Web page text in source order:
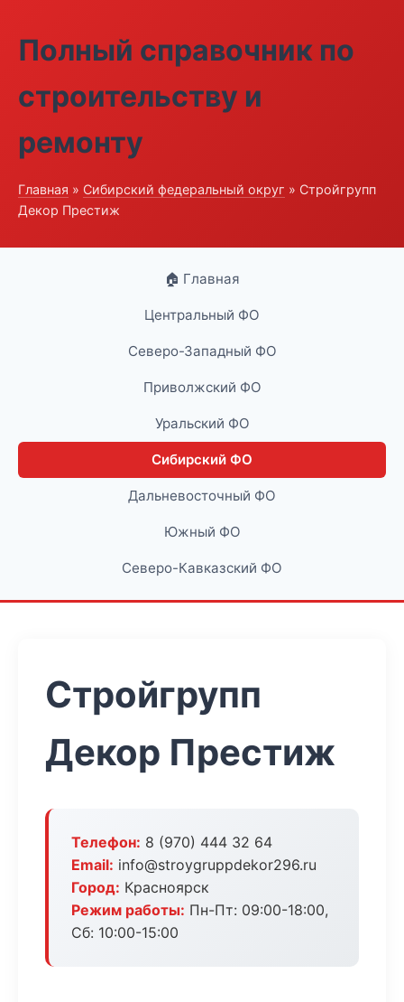
Полный справочник по
строительству и
ремонту
Главная » Сибирский федеральный округ » Стройгрупп
Декор Престиж
🏠 Главная
Центральный ФО
Северо-Западный ФО
Приволжский ФО
Уральский ФО
Сибирский ФО
Дальневосточный ФО
Южный ФО
Северо-Кавказский ФО
Стройгрупп
Декор Престиж
Телефон: 8 (970) 444 32 64
Email: info@stroygruppdekor296.ru
Город: Красноярск
Режим работы: Пн-Пт: 09:00-18:00,
Сб: 10:00-15:00